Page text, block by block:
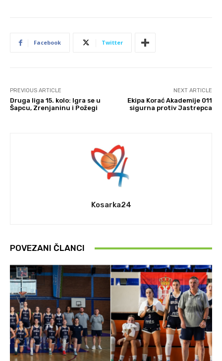
Facebook Twitter
PREVIOUS ARTICLE
Druga liga 15. kolo: Igra se u
Šapcu, Zrenjaninu i Požegi
NEXT ARTICLE
Ekipa Korać Akademije 011
sigurna protiv Jastrepca
Kosarka24
POVEZANI ČLANCI